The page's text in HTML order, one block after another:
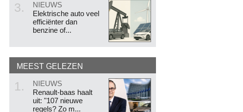
3.
NIEUWS
Elektrische auto veel
efficiënter dan
benzine of...
MEEST GELEZEN
1.
NIEUWS
Renault-baas haalt
uit: "107 nieuwe
regels? Zo m...